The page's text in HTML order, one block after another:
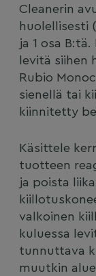
Cleanerin
huolellisesti
ja 1 osa
levitä siihen
Rubio
sienellä tai
kiinnitetty
Käsittele
tuotteen
ja poista
valkoinen
kuluessa
tunnuttava
muutkin